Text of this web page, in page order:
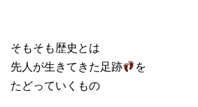
そもそも歴史とは
先人が生きてきた足跡
を
たどっていくもの